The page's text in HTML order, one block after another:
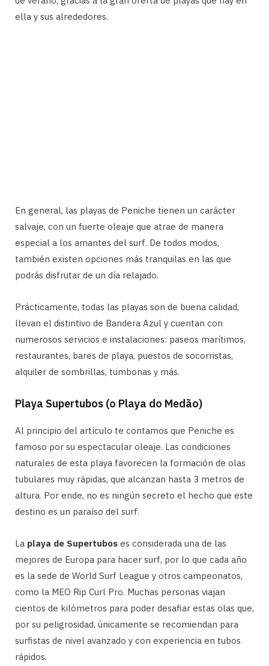
ella y sus alrededores.
En general, las playas de Peniche tienen un carácter
salvaje, con un fuerte oleaje que atrae de manera
especial a los amantes del surf. De todos modos,
también existen opciones más tranquilas en las que
podrás disfrutar de un día relajado.
Prácticamente, todas las playas son de buena calidad,
llevan el distintivo de Bandera Azul y cuentan con
numerosos servicios e instalaciones: paseos marítimos,
restaurantes, bares de playa, puestos de socorristas,
alquiler de sombrillas, tumbonas y más.
Playa Supertubos (o Playa do Medão)
Al principio del artículo te contamos que Peniche es
famoso por su espectacular oleaje. Las condiciones
naturales de esta playa favorecen la formación de olas
tubulares muy rápidas, que alcanzan hasta 3 metros de
altura. Por ende, no es ningún secreto el hecho que este
destino es un paraíso del surf.
La playa de Supertubos es considerada una de las
mejores de Europa para hacer surf, por lo que cada año
es la sede de World Surf League y otros campeonatos,
como la MEO Rip Curl Pro. Muchas personas viajan
cientos de kilómetros para poder desafiar estas olas que,
por su peligrosidad, únicamente se recomiendan para
surfistas de nivel avanzado y con experiencia en tubos
rápidos.